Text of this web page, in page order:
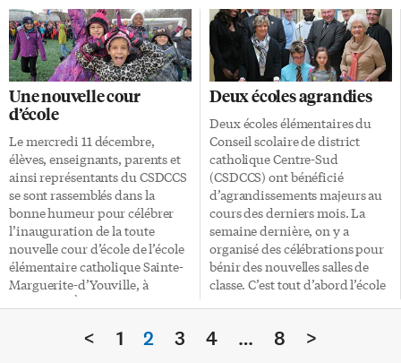
Online Educa est la plus grande
conférence consacrée à
l’apprentissage en ligne pour
les secteurs privé et public.
Marc Cormier, directeur de SOS
DEVOIRS, était l’un des
panellistes invités à discuter
des moyens qui permettent de
venir en aide aux jeunes
apprenants préuniversitaires.
Les participants ont posé de
nombreuses questions sur
l’expérience SOS […]
secondaire catholique Jean-
Vanier, la semaine dernière. Ce
rassemblement toujours très
animé a permis aux élèves de se
préparer à la grande fête de
Noël dans la tradition
catholique. À travers
l’animation de Jonathan Roy et
de l’équipe de pastorale du
CSDCCS, les élèves ont pu
découvrir comment «l’accueil
de Jésus, Dieu parmi […]
Une nouvelle cour
d’école
Le mercredi 11 décembre,
élèves, enseignants, parents et
ainsi représentants du CSDCCS
se sont rassemblés dans la
bonne humeur pour célébrer
l’inauguration de la toute
nouvelle cour d’école de l’école
élémentaire catholique Sainte-
Marguerite-d’Youville, à
Etobicoke. À cette occasion, le
boîte de jeux extérieurs à
Deux écoles agrandies
Deux écoles élémentaires du
Conseil scolaire de district
catholique Centre-Sud
(CSDCCS) ont bénéficié
d’agrandissements majeurs au
cours des derniers mois. La
semaine dernière, on y a
organisé des célébrations pour
bénir des nouvelles salles de
classe. C’est tout d’abord l’école
le quartier des rues Gerrard et
< 1 2 3 4 … 8 >